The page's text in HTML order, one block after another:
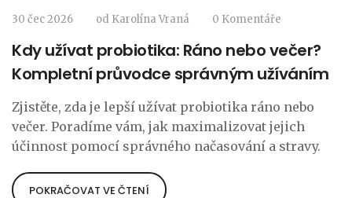
30 čec 2026 od Karolína Vraná 0 Komentáře
Kdy užívat probiotika: Ráno nebo večer?
Kompletní průvodce správným užíváním
Zjistěte, zda je lepší užívat probiotika ráno nebo
večer. Poradíme vám, jak maximalizovat jejich
účinnost pomocí správného načasování a stravy.
POKRAČOVAT VE ČTENÍ